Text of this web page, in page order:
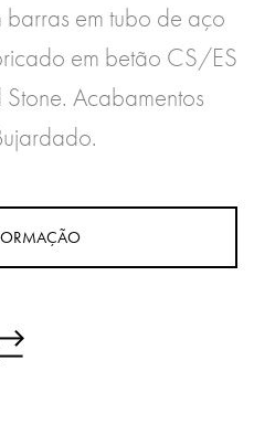
em tubo de aço
em betão CS/ES
Acabamentos